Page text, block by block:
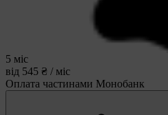
5 міс
від 545 ₴ / міс
Оплата частинами Монобанк